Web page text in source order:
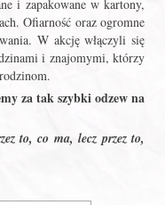
i zapakowane w kartony,
Ofiarność oraz ogromne
W akcję włączyli się
i znajomymi, którzy
za tak szybki odzew na
to, co ma, lecz przez to,